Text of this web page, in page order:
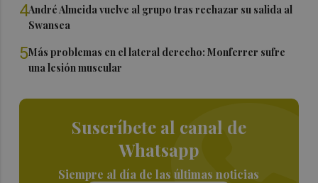
4André Almeida vuelve al grupo tras rechazar su salida al
Swansea
5Más problemas en el lateral derecho: Monferrer sufre
una lesión muscular
Suscríbete al canal de
Whatsapp
Siempre al día de las últimas noticias